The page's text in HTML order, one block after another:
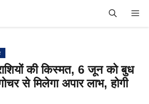
की किस्मत, 6 जून को बुध
से मिलेगा अपार लाभ, होगी